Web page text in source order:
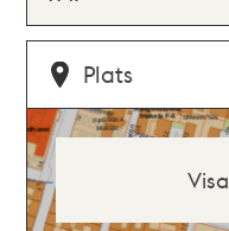
Plats